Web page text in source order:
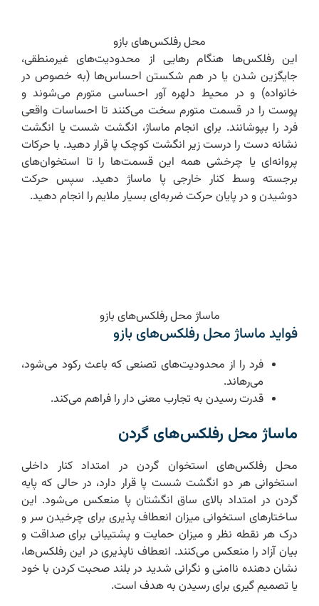
محل رفلکس‌های بازو
این رفلکس‌ها هنگام رهایی از محدودیت‌های غیرمنطقی،
جایگزین شدن یا در هم شکستن احساس‌ها (به خصوص در
خانواده) و در محیط دلهره آور احساسی متورم می‌شوند و
پوست را در قسمت متورم سخت می‌کنند تا احساسات واقعی
فرد را بپوشانند. برای انجام ماساژ، انگشت شست یا انگشت
نشانه دست را درست زیر انگشت کوچک پا قرار دهید. با حرکات
پروانه‌ای یا چرخشی همه این قسمت‌ها را تا استخوان‌های
برجسته وسط کنار خارجی پا ماساژ دهید. سپس حرکت
دوشیدن و در پایان حرکت ضربه‌ای بسیار ملایم را انجام دهید.
ماساژ محل رفلکس‌های بازو
فواید ماساژ محل رفلکس‌های بازو
فرد را از محدودیت‌های تصنعی که باعث رکود می‌شود،
می‌رهاند.
قدرت رسیدن به تجارب معنی دار را فراهم می‌کند.
ماساژ محل رفلکس‌های گردن
محل رفلکس‌های استخوان گردن در امتداد کنار داخلی
استخوانی هر دو انگشت شست پا قرار دارد، در حالی که پایه
گردن در امتداد بالای ساق انگشتان پا منعکس می‌شود. این
ساختارهای استخوانی میزان انعطاف پذیری برای چرخیدن سر و
درک هر نقطه نظر و میزان حمایت و پشتیبانی برای صداقت و
بیان آزاد را منعکس می‌کنند. انعطاف ناپذیری در این رفلکس‌ها،
نشان دهنده ناامنی و نگرانی شدید در بلند صحبت کردن با خود
یا تصمیم گیری برای رسیدن به هدف است.